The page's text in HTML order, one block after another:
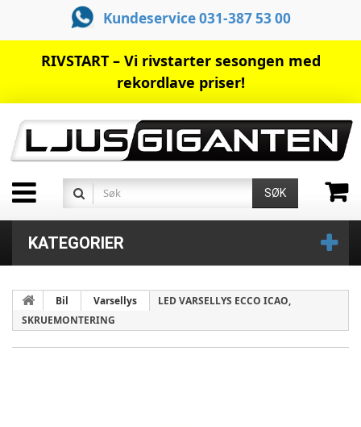
Kundeservice 031-387 53 00
RIVSTART – Vi rivstarter sesongen med
rekordlave priser!
SØK
KATEGORIER
Bil Varsellys
LED VARSELLYS ECCO ICAO,
SKRUEMONTERING